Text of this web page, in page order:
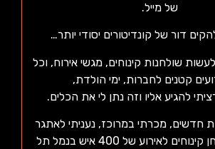
של מייל.
דור של קונדיטורים יסודי יותר…
שולחנות קינוחים, מגשי אירוח, וכל
קטנים לחברות, ימי הולדת,
להגיע אליו וזה נתן לי את הכלים.
חדשים, מכרתי במרוכז, נעניתי לאתגר
של לעשות שולחן קינוחים לאירוע של 400 איש בנמל תל